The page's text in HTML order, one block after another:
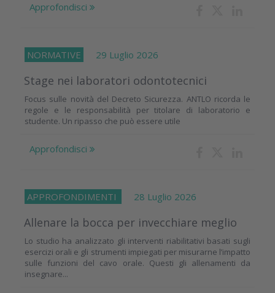
Approfondisci
NORMATIVE 29 Luglio 2026
Stage nei laboratori odontotecnici
Focus sulle novità del Decreto Sicurezza. ANTLO ricorda le
regole e le responsabilità per titolare di laboratorio e
studente. Un ripasso che può essere utile
Approfondisci
APPROFONDIMENTI 28 Luglio 2026
Allenare la bocca per invecchiare meglio
Lo studio ha analizzato gli interventi riabilitativi basati sugli
esercizi orali e gli strumenti impiegati per misurarne l’impatto
sulle funzioni del cavo orale. Questi gli allenamenti da
insegnare...